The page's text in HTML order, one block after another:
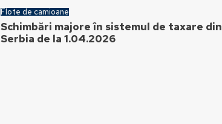
Flote de camioane
Schimbări majore în sistemul de taxare din
Serbia de la 1.04.2026